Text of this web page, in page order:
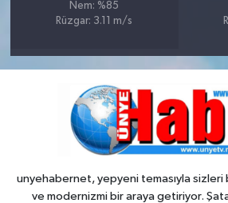
Nem: %85
Rüzgar: 3.11 m/s
unyehabernet, yepyeni temasıyla
ve modernizmi bir araya getiriyor.